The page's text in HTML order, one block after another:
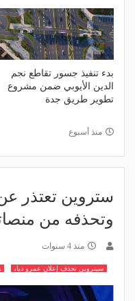
بدء تنفيذ جسور تقاطع نجم
الدين الأيوبي ضمن مشروع
تطوير طريق جدة
منذ أسبوع
ستروين تعتذر
وتحذفه من
منذ 4 سنوات
سيتروين تحذف إعلان عمرو دياب